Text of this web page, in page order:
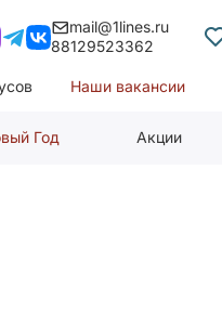
mail@1lines.ru
88129523362
Наши вакансии
Год Акции